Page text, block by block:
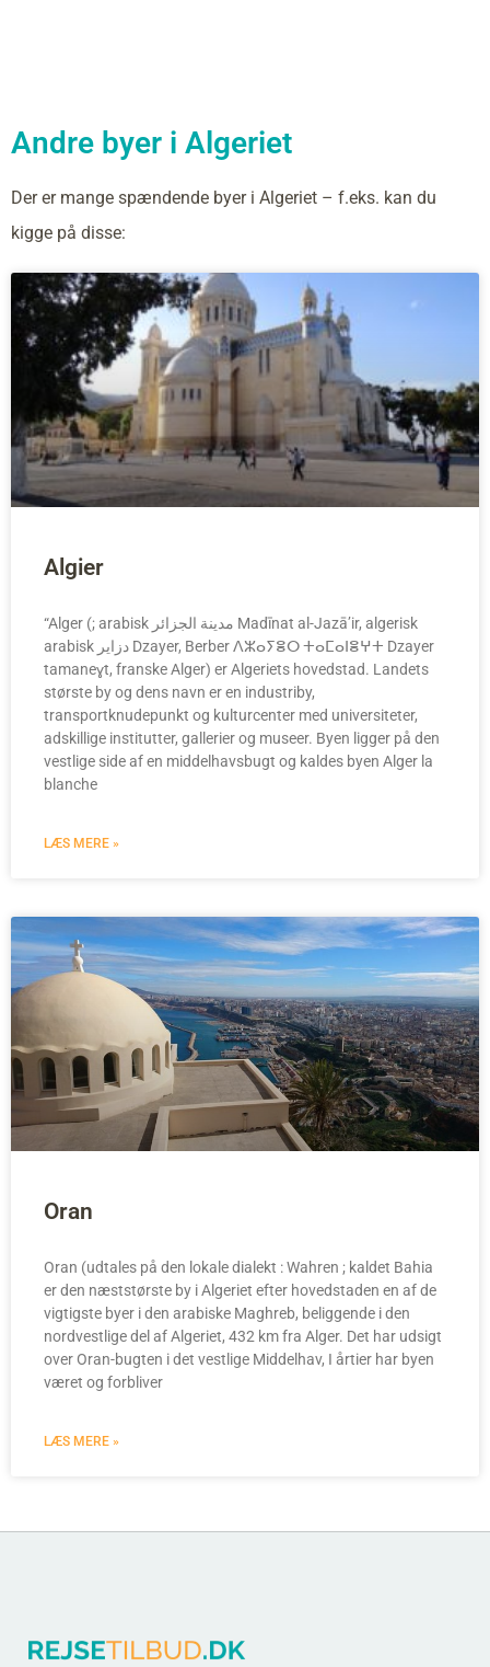
Andre byer i Algeriet
Der er mange spændende byer i Algeriet – f.eks. kan du
kigge på disse:
Algier
“Alger (; arabisk مدينة الجزائر Madīnat al-Jazā’ir, algerisk
arabisk دزاير Dzayer, Berber ⴷⵣⴰⵢⴻⵔ ⵜⴰⵎⴰⵏⴻⵖⵜ Dzayer
tamaneɣt, franske Alger) er Algeriets hovedstad. Landets
største by og dens navn er en industriby,
transportknudepunkt og kulturcenter med universiteter,
adskillige institutter, gallerier og museer. Byen ligger på den
vestlige side af en middelhavsbugt og kaldes byen Alger la
blanche
LÆS MERE »
Oran
Oran (udtales på den lokale dialekt : Wahren ; kaldet Bahia
er den næststørste by i Algeriet efter hovedstaden en af de
vigtigste byer i den arabiske Maghreb, beliggende i den
nordvestlige del af Algeriet, 432 km fra Alger. Det har udsigt
over Oran-bugten i det vestlige Middelhav, I årtier har byen
været og forbliver
LÆS MERE »